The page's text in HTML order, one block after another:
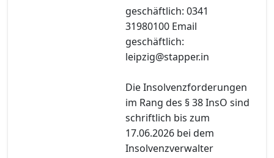
geschäftlich: 0341
31980100 Email
geschäftlich:
leipzig@stapper.in
Die Insolvenzforderungen
im Rang des § 38 InsO sind
schriftlich bis zum
17.06.2026 bei dem
Insolvenzverwalter